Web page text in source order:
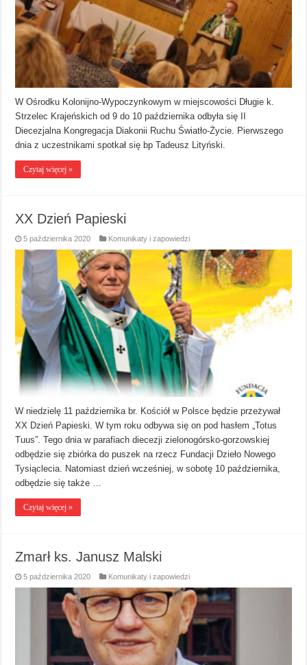
W Ośrodku Kolonijno-Wypoczynkowym w miejscowości Długie k.
Strzelec Krajeńskich od 9 do 10 października odbyła się II
Diecezjalna Kongregacja Diakonii Ruchu Światło-Życie. Pierwszego
dnia z uczestnikami spotkał się bp Tadeusz Lityński.
Czytaj więcej »
XX Dzień Papieski
5 października 2020 Komunikaty i zapowiedzi
W niedzielę 11 października br. Kościół w Polsce będzie przeżywał
XX Dzień Papieski. W tym roku odbywa się on pod hasłem „Totus
Tuus”. Tego dnia w parafiach diecezji zielonogórsko-gorzowskiej
odbędzie się zbiórka do puszek na rzecz Fundacji Dzieło Nowego
Tysiąclecia. Natomiast dzień wcześniej, w sobotę 10 października,
odbędzie się także …
Czytaj więcej »
Zmarł ks. Janusz Malski
5 października 2020 Komunikaty i zapowiedzi